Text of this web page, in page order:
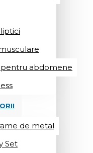
abdomene
de metal
Set